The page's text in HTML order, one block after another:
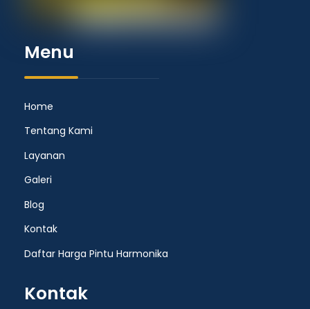
Menu
Home
Tentang Kami
Layanan
Galeri
Blog
Kontak
Daftar Harga Pintu Harmonika
Kontak